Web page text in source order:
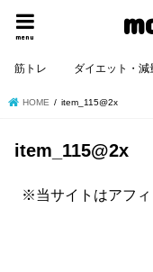
menu
筋トレ ダイエット・減
HOME item_115@2x
item_115@2x
※当サイトはアフ